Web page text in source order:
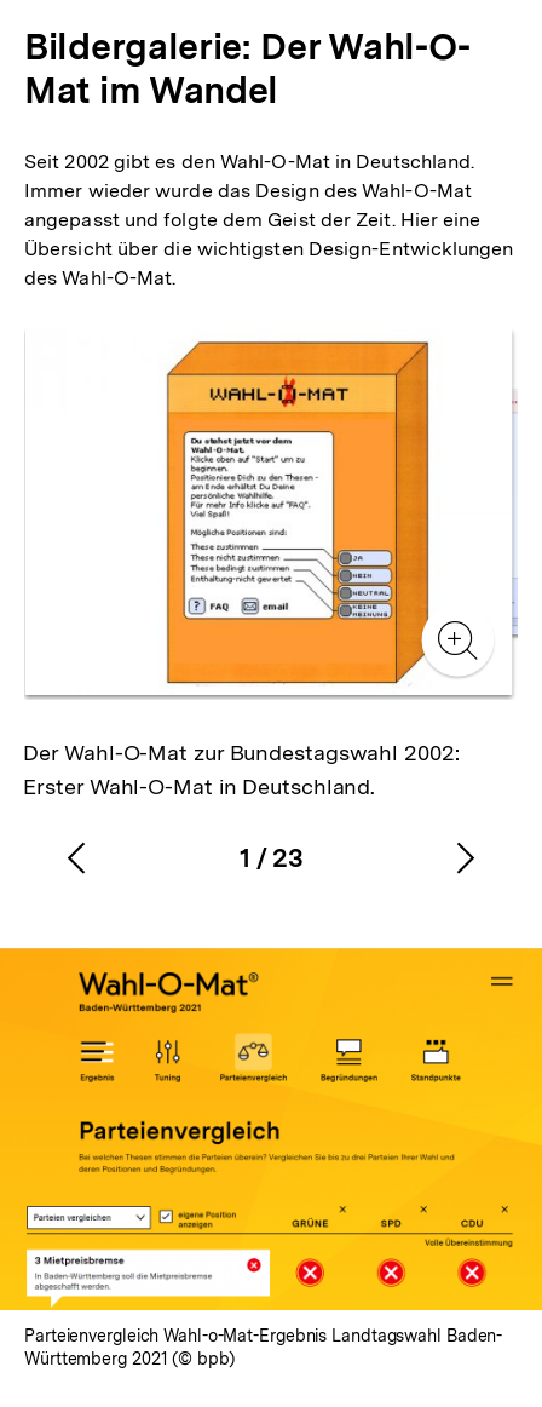
Bildergalerie: Der Wahl-O-
Mat im Wandel
Seit 2002 gibt es den Wahl-O-Mat in Deutschland.
Immer wieder wurde das Design des Wahl-O-Mat
angepasst und folgte dem Geist der Zeit. Hier eine
Übersicht über die wichtigsten Design-Entwicklungen
des Wahl-O-Mat.
Zur
Zur
Zur
Galerieansicht
Der Wahl-O-Mat zur Bundestagswahl 2002:
Erster Wahl-O-Mat in Deutschland.
Karussellinhalt
1
von
/ 23
Vorherigen
anzeigen
In
Lightbox
Parteienvergleich Wahl-o-Mat-Ergebnis Landtagswahl Baden-
Württemberg 2021 (© bpb)